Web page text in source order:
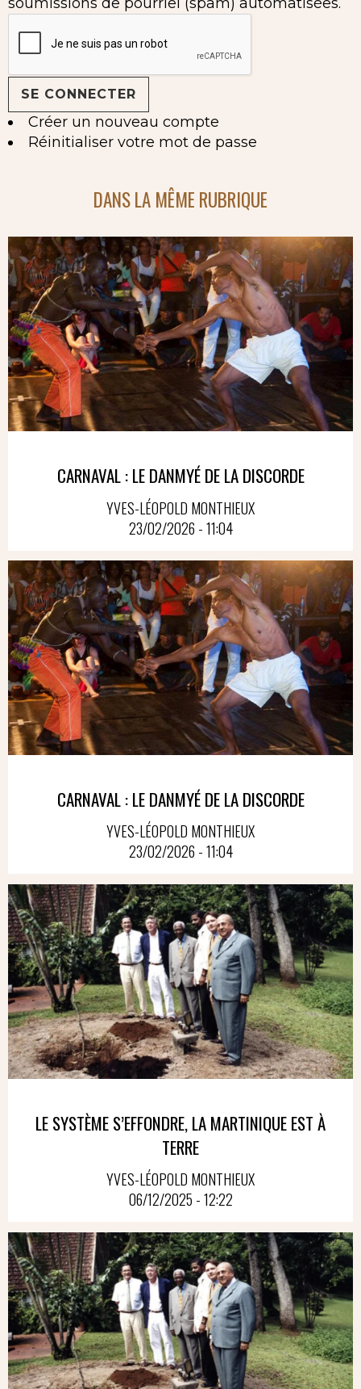
Créer un nouveau compte
Réinitialiser votre mot de passe
DANS LA MÊME RUBRIQUE
CARNAVAL : LE DANMYÉ DE LA DISCORDE
YVES-LÉOPOLD MONTHIEUX
23/02/2026 - 11:04
CARNAVAL : LE DANMYÉ DE LA DISCORDE
YVES-LÉOPOLD MONTHIEUX
23/02/2026 - 11:04
LE SYSTÈME S’EFFONDRE, LA MARTINIQUE EST À
TERRE
YVES-LÉOPOLD MONTHIEUX
06/12/2025 - 12:22